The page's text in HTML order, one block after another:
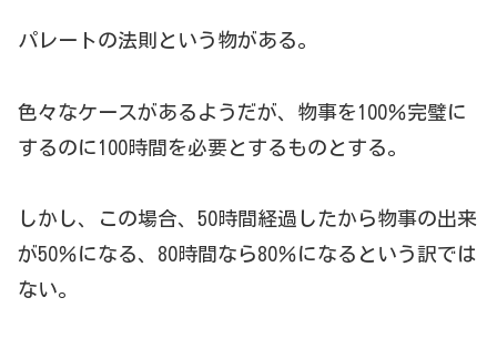
パレートの法則という物がある。
色々なケースがあるようだが、物事を100％完璧に
するのに100時間を必要とするものとする。
しかし、この場合、50時間経過したから物事の出来
が50％になる、80時間なら80％になるという訳では
ない。